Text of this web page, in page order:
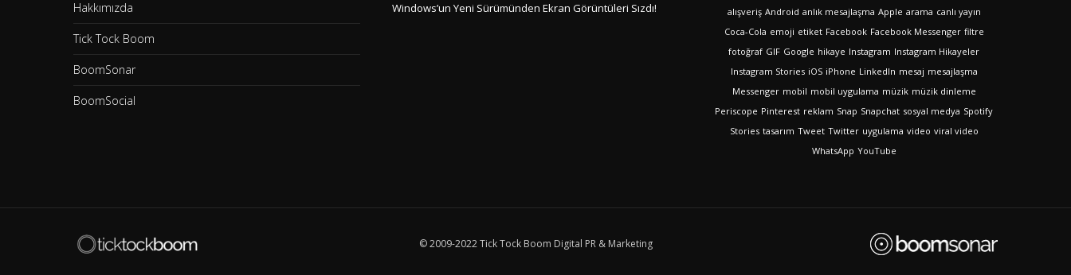
Hakkımızda
Tick Tock Boom
BoomSonar
BoomSocial
Windows’un Yeni Sürümünden Ekran Görüntüleri Sızdı! alışveriş Android anlık mesajlaşma Apple arama canlı yayın
Coca-Cola emoji etiket Facebook Facebook Messenger filtre
fotoğraf GIF Google hikaye Instagram Instagram Hikayeler
Instagram Stories iOS iPhone LinkedIn mesaj mesajlaşma
Messenger mobil mobil uygulama müzik müzik dinleme
Periscope Pinterest reklam Snap Snapchat sosyal medya Spotify
Stories tasarım Tweet Twitter uygulama video viral video
WhatsApp YouTube
© 2009-2022 Tick Tock Boom Digital PR & Marketing